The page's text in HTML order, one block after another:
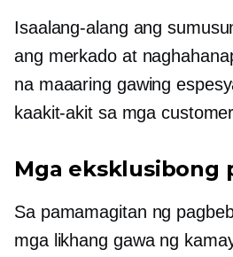
Isaalang-alang ang
ang merkado at
na maaaring gawing
kaakit-akit sa mga
Mga eksklusibong
Sa pamamagitan ng
mga likhang gawa ng